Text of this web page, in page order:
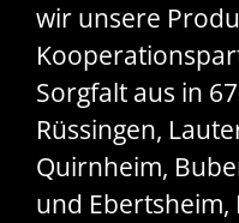
wir unsere
Sorgfalt aus in
Rüssingen,
Quirnheim,
und Ebertsheim,